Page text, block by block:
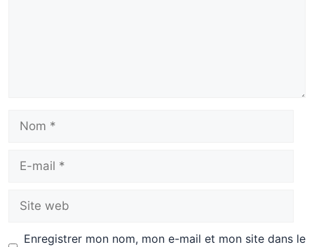
Nom
Site
Enregistrer mon nom, mon e-mail et mon site dans le